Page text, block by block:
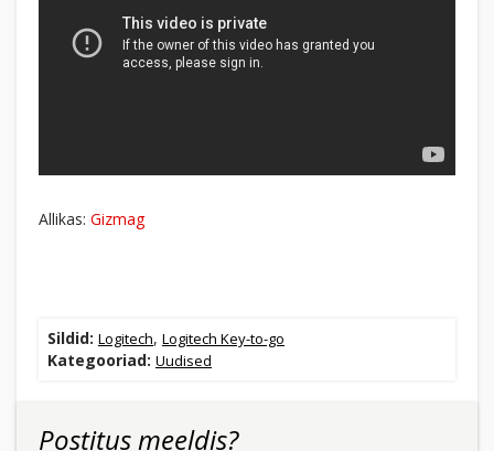
Allikas: Gizmag
Sildid: Logitech, Logitech Key-to-go
Kategooriad: Uudised
Postitus meeldis?